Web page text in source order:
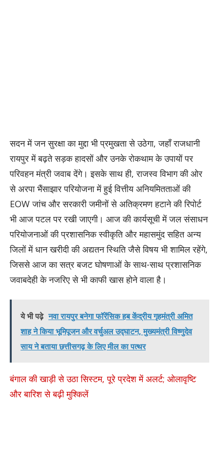
सदन में जन सुरक्षा का मुद्दा भी प्रमुखता से उठेगा, जहाँ राजधानी
रायपुर में बढ़ते सड़क हादसों और उनके रोकथाम के उपायों पर
परिवहन मंत्री जवाब देंगे। इसके साथ ही, राजस्व विभाग की ओर
से अरपा भैंसाझार परियोजना में हुई वित्तीय अनियमितताओं की
EOW जांच और सरकारी जमीनों से अतिक्रमण हटाने की रिपोर्ट
भी आज पटल पर रखी जाएगी। आज की कार्यसूची में जल संसाधन
परियोजनाओं की प्रशासनिक स्वीकृति और महासमुंद सहित अन्य
जिलों में धान खरीदी की अद्यतन स्थिति जैसे विषय भी शामिल रहेंगे,
जिससे आज का सत्र बजट घोषणाओं के साथ-साथ प्रशासनिक
जवाबदेही के नजरिए से भी काफी खास होने वाला है।
ये भी पढ़े नवा रायपुर बनेगा फॉरेंसिक हब केंद्रीय गृहमंत्री अमित
शाह ने किया भूमिपूजन और वर्चुअल उद्घाटन, मुख्यमंत्री विष्णुदेव
साय ने बताया छत्तीसगढ़ के लिए मील का पत्थर
बंगाल की खाड़ी से उठा सिस्टम, पूरे प्रदेश में अलर्ट; ओलावृष्टि
और बारिश से बढ़ी मुश्किलें